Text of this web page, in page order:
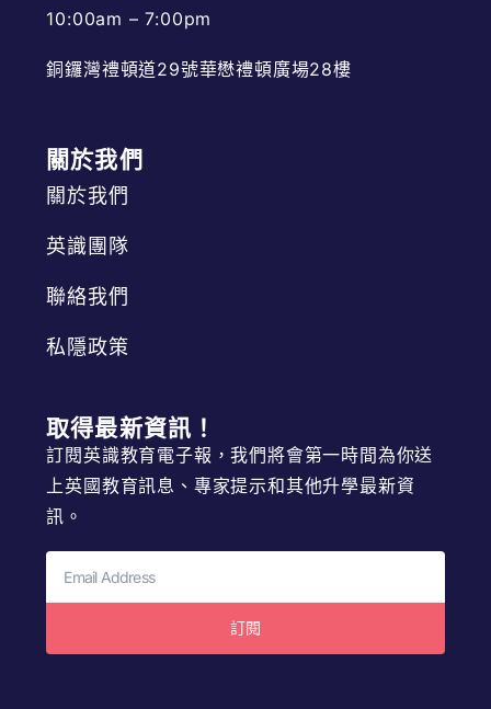
10:00am – 7:00pm
銅鑼灣禮頓道29號華懋禮頓廣場28樓
關於我們
關於我們
英識團隊
聯絡我們
私隱政策
取得最新資訊！
訂閱英識教育電子報，我們將會第一時間為你送
上英國教育訊息、專家提示和其他升學最新資
訊。
訂閱